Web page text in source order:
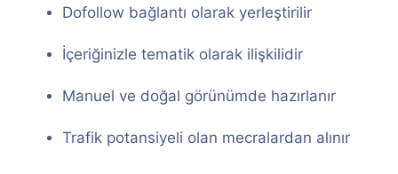
Dofollow bağlantı olarak yerleştirilir
İçeriğinizle tematik olarak ilişkilidir
Manuel ve doğal görünümde hazırlanır
Trafik potansiyeli olan mecralardan alınır